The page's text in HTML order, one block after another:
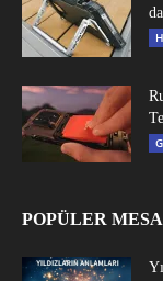
POPÜLER